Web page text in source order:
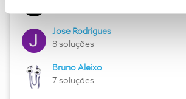
Jose Rodrigues
8 soluções
Bruno Aleixo
7 soluções